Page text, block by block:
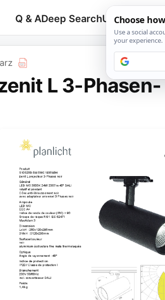
Q & ADeep SearchUpload
Search
for:
L 3-Phasen-